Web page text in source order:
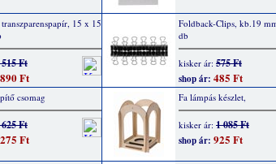
15 x 15
Ft
Ft
Foldback-Clips, kb.19
db
kisker ár: 575 Ft
shop ár: 485 Ft
csomag
Ft
Ft
Fa lámpás készlet,
kisker ár: 1 085 Ft
shop ár: 925 Ft